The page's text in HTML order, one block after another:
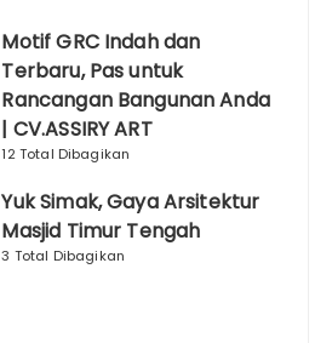
Motif GRC Indah dan
Terbaru, Pas untuk
Rancangan Bangunan Anda
| CV.ASSIRY ART
12 Total Dibagikan
Yuk Simak, Gaya Arsitektur
Masjid Timur Tengah
3 Total Dibagikan